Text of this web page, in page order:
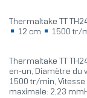
Thermaltake TT
12 cm
1500 tr/
Thermaltake TT
en-un, Diamètre du
1500 tr/min,
maximale: 2,23